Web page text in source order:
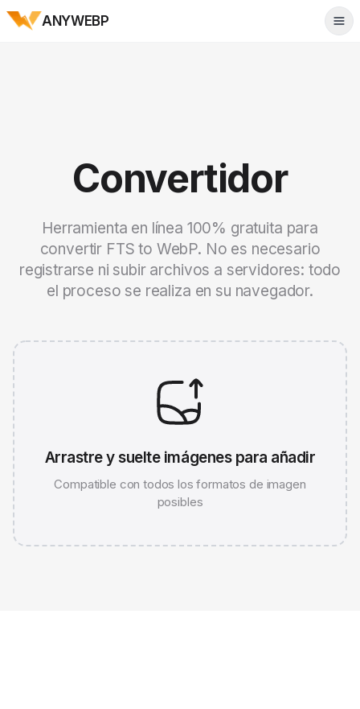
ANYWEBP
Convertidor
Herramienta en línea 100% gratuita para
convertir FTS to WebP. No es necesario
registrarse ni subir archivos a servidores: todo
el proceso se realiza en su navegador.
Arrastre y suelte imágenes para añadir
Compatible con todos los formatos de imagen
posibles